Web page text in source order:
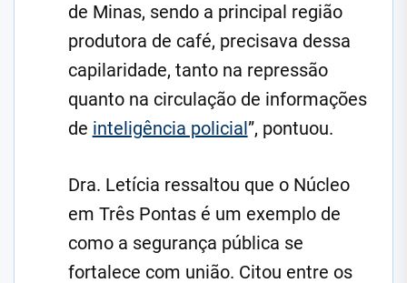
de Minas, sendo a principal região
produtora de café, precisava dessa
capilaridade, tanto na repressão
quanto na circulação de informações
de inteligência policial”, pontuou.
Dra. Letícia ressaltou que o Núcleo
em Três Pontas é um exemplo de
como a segurança pública se
fortalece com união. Citou entre os